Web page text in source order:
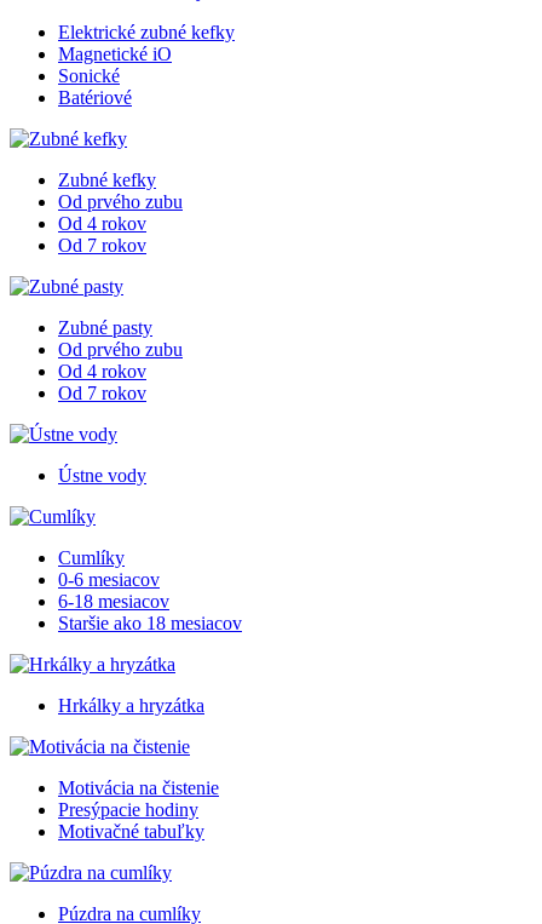
Elektrické zubné kefky
Magnetické iO
Sonické
Batériové
Zubné kefky
Od prvého zubu
Od 4 rokov
Od 7 rokov
Zubné pasty
Od prvého zubu
Od 4 rokov
Od 7 rokov
Ústne vody
Cumlíky
0-6 mesiacov
6-18 mesiacov
Staršie ako 18 mesiacov
Hrkálky a hryzátka
Motivácia na čistenie
Presýpacie hodiny
Motivačné tabuľky
Púzdra na cumlíky